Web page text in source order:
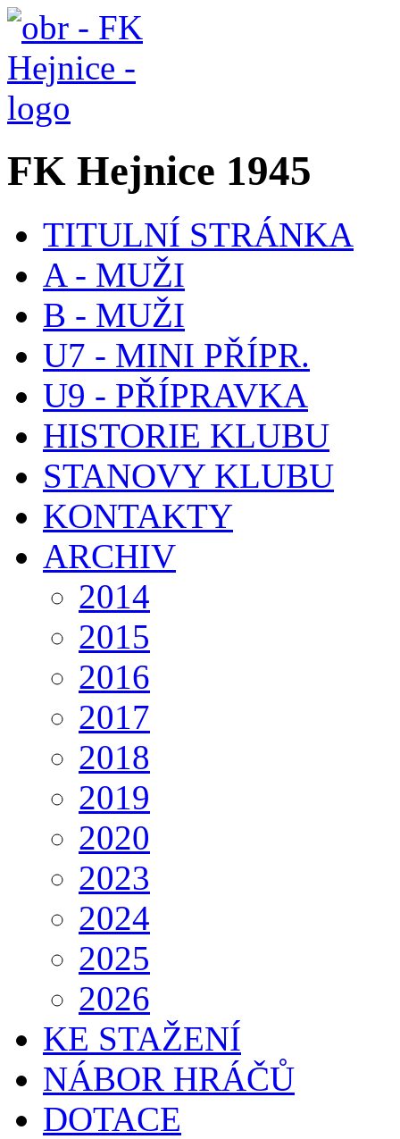
FK Hejnice 1945
TITULNÍ STRÁNKA
A - MUŽI
B - MUŽI
U7 - MINI PŘÍPR.
U9 - PŘÍPRAVKA
HISTORIE KLUBU
STANOVY KLUBU
KONTAKTY
ARCHIV
2014
2015
2016
2017
2018
2019
2020
2023
2024
2025
2026
KE STAŽENÍ
NÁBOR HRÁČŮ
DOTACE